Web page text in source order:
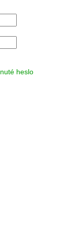
heslo